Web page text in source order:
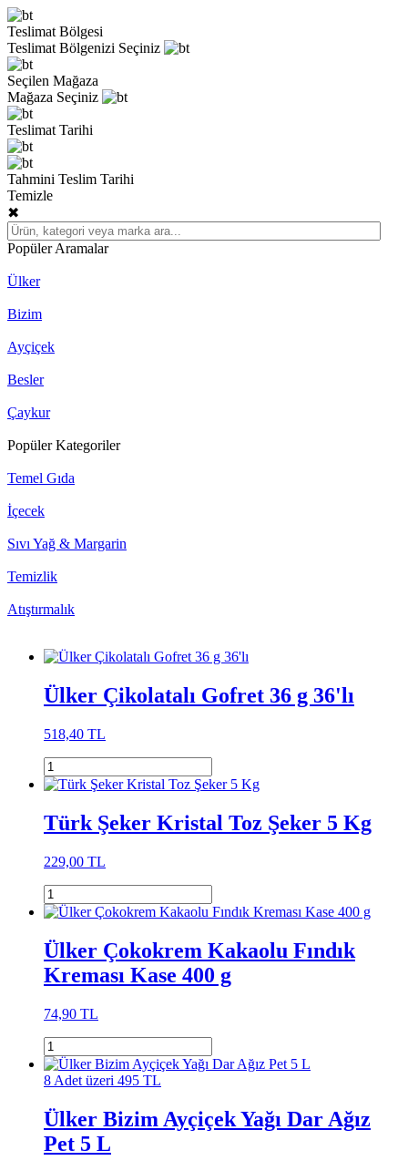
Teslimat Bölgesi
Teslimat Bölgenizi Seçiniz
Seçilen Mağaza
Mağaza Seçiniz
Teslimat Tarihi
Tahmini Teslim Tarihi
Temizle
✖
Popüler Aramalar
Ülker
Bizim
Ayçiçek
Besler
Çaykur
Popüler Kategoriler
Temel Gıda
İçecek
Sıvı Yağ & Margarin
Temizlik
Atıştırmalık
Ülker Çikolatalı Gofret 36 g 36'lı
518,40 TL
Türk Şeker Kristal Toz Şeker 5 Kg
229,00 TL
Ülker Çokokrem Kakaolu Fındık
Kreması Kase 400 g
74,90 TL
8 Adet üzeri 495 TL
Ülker Bizim Ayçiçek Yağı Dar Ağız
Pet 5 L